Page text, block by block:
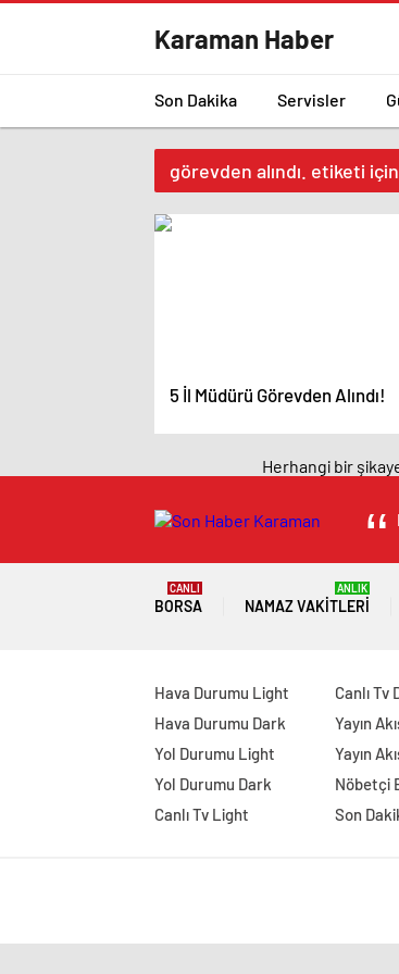
Karaman Haber
Son Dakika Servisler
görevden alındı. etiketi
5 İl Müdürü Görevden Alındı!
Herhangi bir
BORSA
CANLI
NAMAZ VAKITLERI
ANLIK
Hava Durumu Light
Hava Durumu Dark
Yol Durumu Light
Yol Durumu Dark
Canlı Tv Light
Canlı Tv
Yayın
Yayın
Nöbetçi
Son